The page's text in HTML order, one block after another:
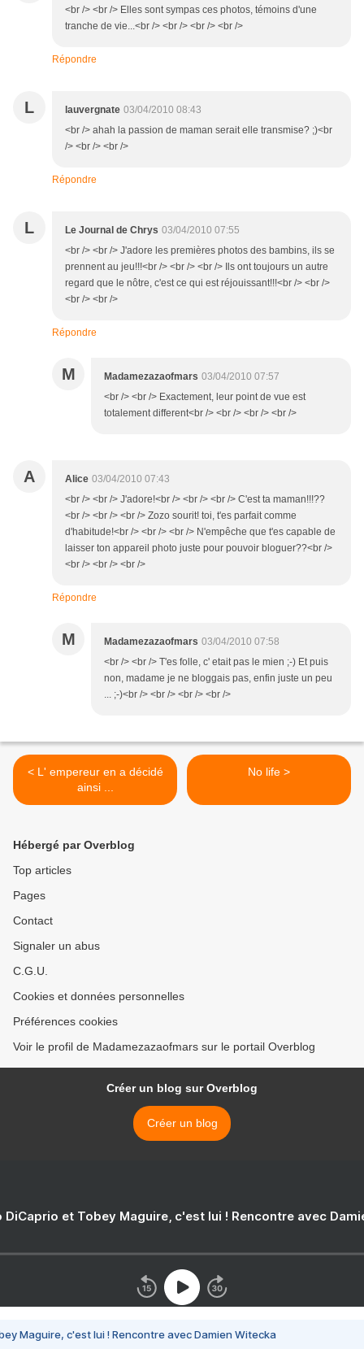
<br /> <br /> Elles sont sympas ces photos, témoins d'une
tranche de vie...<br /> <br /> <br /> <br />
Répondre
L lauvergnate 03/04/2010 08:43
<br /> ahah la passion de maman serait elle transmise? ;)<br
/> <br /> <br />
Répondre
L Le Journal de Chrys 03/04/2010 07:55
<br /> <br /> J'adore les premières photos des bambins, ils se
prennent au jeu!!!<br /> <br /> <br /> Ils ont toujours un autre
regard que le nôtre, c'est ce qui est réjouissant!!!<br /> <br />
<br /> <br />
Répondre
M Madamezazaofmars 03/04/2010 07:57
<br /> <br /> Exactement, leur point de vue est
totalement different<br /> <br /> <br /> <br />
A Alice 03/04/2010 07:43
<br /> <br /> J'adore!<br /> <br /> <br /> C'est ta maman!!!??
<br /> <br /> <br /> Zozo sourit! toi, t'es parfait comme
d'habitude!<br /> <br /> <br /> N'empêche que t'es capable de
laisser ton appareil photo juste pour pouvoir bloguer??<br />
<br /> <br /> <br />
Répondre
M Madamezazaofmars 03/04/2010 07:58
<br /> <br /> T'es folle, c' etait pas le mien ;-) Et puis
non, madame je ne bloggais pas, enfin juste un peu
... ;-)<br /> <br /> <br /> <br />
< L' empereur en a décidé
ainsi ...
No life >
Hébergé par Overblog
Top articles
Pages
Contact
Signaler un abus
C.G.U.
Cookies et données personnelles
Préférences cookies
Voir le profil de Madamezazaofmars sur le portail Overblog
Créer un blog sur Overblog
Créer un blog
DiCaprio et Tobey Maguire, c'est lui ! Rencontre avec
Maguire, c'est lui ! Rencontre avec Damien Witecka